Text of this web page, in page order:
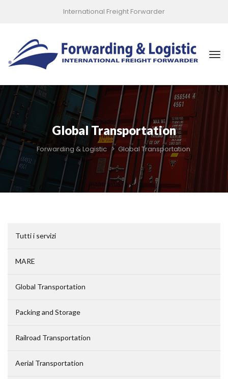
International Freight Forwarder
Global Transportation
Forwarding & Logistic > Global Transportation
Tutti i servizi
MARE
Global Transportation
Packing and Storage
Railroad Transportation
Aerial Transportation